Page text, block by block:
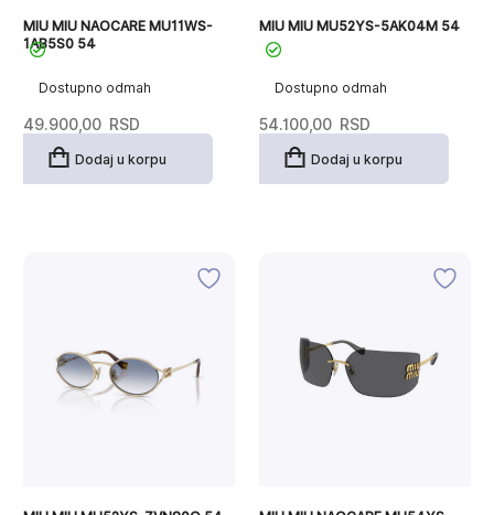
Dostupno odmah
MIU MIU NAOCARE MU11WS-
1AB5S0 54
49.900,00 RSD
Dodaj u korpu
Dostupno odmah
MIU MIU MU52YS-5AK04M 54
54.100,00 RSD
Dodaj u korpu